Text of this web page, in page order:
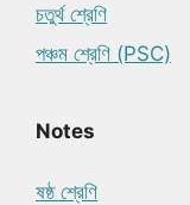
চতুর্থ শ্রেণি
পঞ্চম শ্রেণি (PSC)
Notes
ষষ্ঠ শ্রেণি